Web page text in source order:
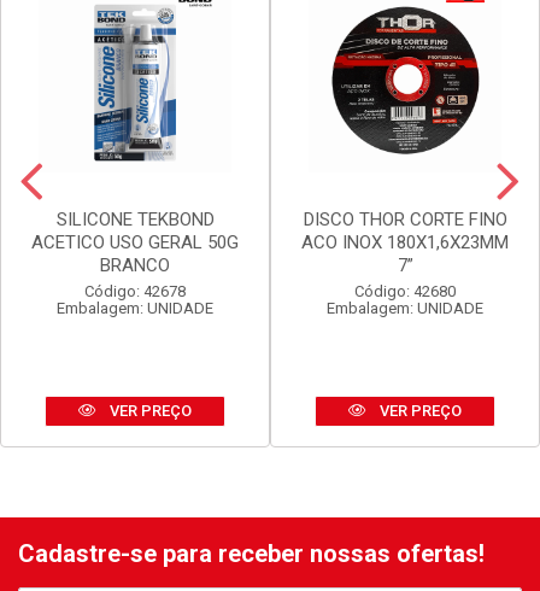
SILICONE TEKBOND
ACETICO USO GERAL 50G
BRANCO
Código: 42678
Embalagem: UNIDADE
VER PREÇO
DISCO THOR CORTE FINO
ACO INOX 180X1,6X23MM
7”
Código: 42680
Embalagem: UNIDADE
VER PREÇO
Cadastre-se para receber nossas ofertas!